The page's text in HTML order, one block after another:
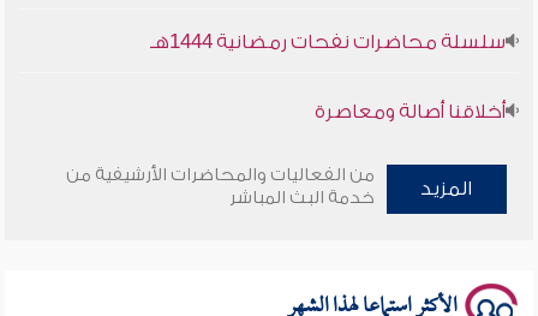
أخلاقنا أصالة ومعاصرة
المزيد
من الفعاليات والمحاضرات الأرشيفية من
خدمة البث المباشر
الأكثر استماعا لهذا الشهر